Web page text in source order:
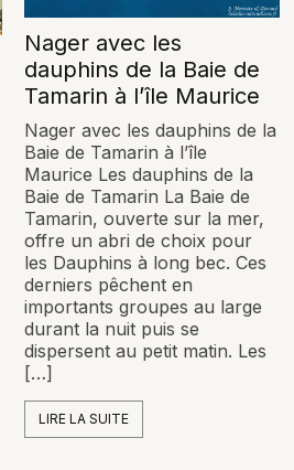
Nager avec les
dauphins de la Baie de
Tamarin à l’île Maurice
Nager avec les dauphins de la
Baie de Tamarin à l’île
Maurice Les dauphins de la
Baie de Tamarin La Baie de
Tamarin, ouverte sur la mer,
offre un abri de choix pour
les Dauphins à long bec. Ces
derniers pêchent en
importants groupes au large
durant la nuit puis se
dispersent au petit matin. Les
[…]
LIRE LA SUITE